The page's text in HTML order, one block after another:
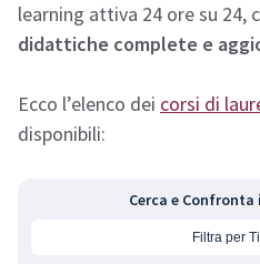
learning attiva 24 ore su 24,
didattiche complete e
Ecco l’elenco dei corsi di
disponibili:
Cerca e Confronta